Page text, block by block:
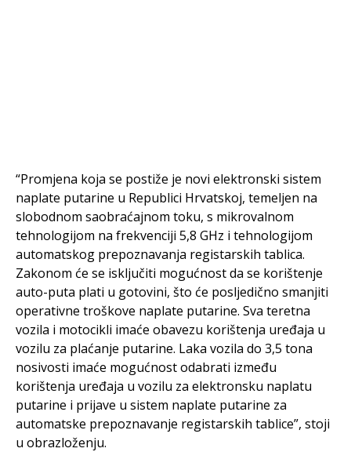
“Promjena koja se postiže je novi elektronski sistem
naplate putarine u Republici Hrvatskoj, temeljen na
slobodnom saobraćajnom toku, s mikrovalnom
tehnologijom na frekvenciji 5,8 GHz i tehnologijom
automatskog prepoznavanja registarskih tablica.
Zakonom će se isključiti mogućnost da se korištenje
auto-puta plati u gotovini, što će posljedično smanjiti
operativne troškove naplate putarine. Sva teretna
vozila i motocikli imaće obavezu korištenja uređaja u
vozilu za plaćanje putarine. Laka vozila do 3,5 tona
nosivosti imaće mogućnost odabrati između
korištenja uređaja u vozilu za elektronsku naplatu
putarine i prijave u sistem naplate putarine za
automatske prepoznavanje registarskih tablice”, stoji
u obrazloženju.